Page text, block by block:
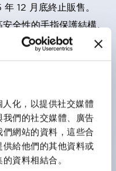
化，以提供社交媒體
們的社交媒體、廣告
網站的資料，這些合
給他們的其他資料或
資料相結合。
12 月底終止販售。
全性的手指保護結構。
維持穩定導通性能。
滲入：IP65（僅雙按
規格。
（LSRD 燈泡）。以往
用單一顆燈泡呈現多種